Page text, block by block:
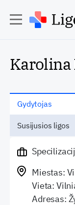
Gydytojas
Susijusios ligos
Miestas:
Vieta:
Adresas: